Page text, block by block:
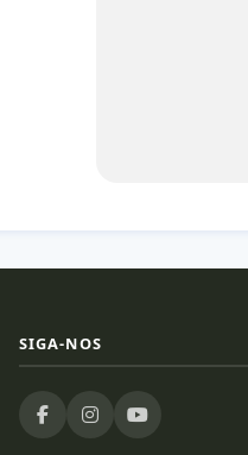
SIGA-NOS